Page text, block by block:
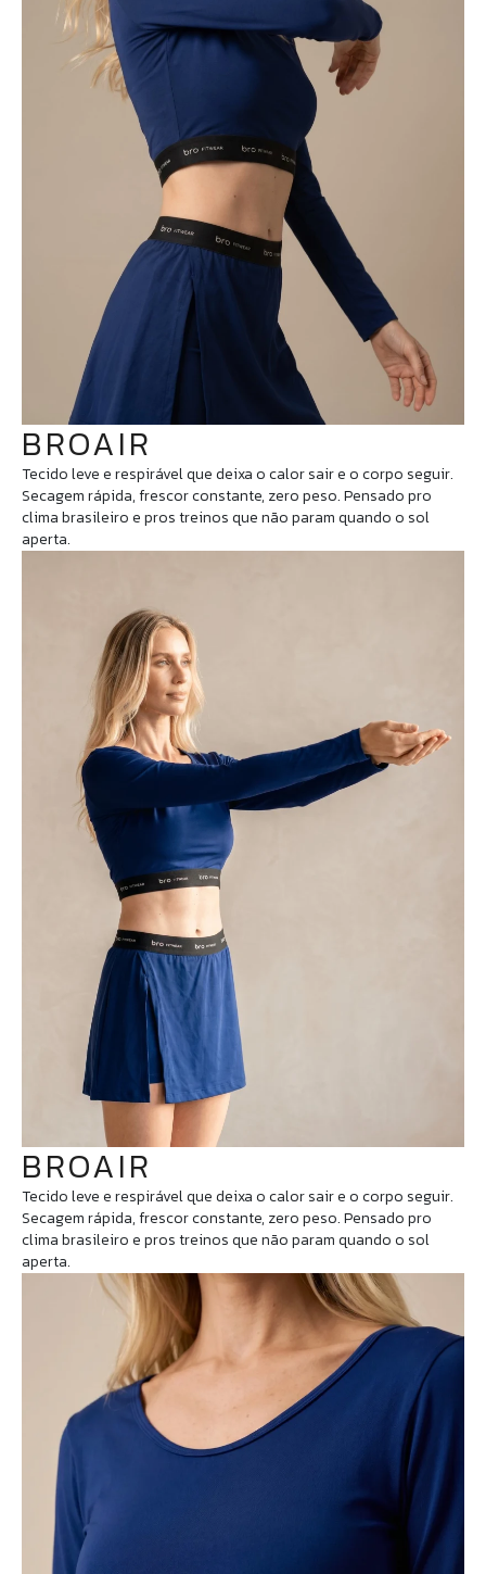
BROAIR
Tecido leve e respirável que deixa o calor sair e o corpo seguir.
Secagem rápida, frescor constante, zero peso. Pensado pro
clima brasileiro e pros treinos que não param quando o sol
aperta.
BROAIR
Tecido leve e respirável que deixa o calor sair e o corpo seguir.
Secagem rápida, frescor constante, zero peso. Pensado pro
clima brasileiro e pros treinos que não param quando o sol
aperta.